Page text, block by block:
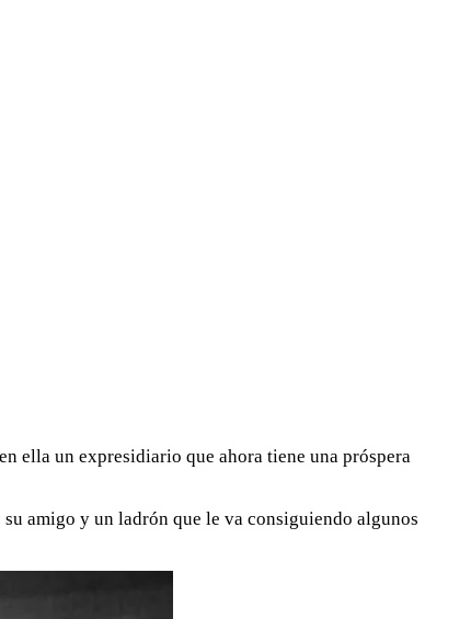
ella un expresidiario que ahora tiene una próspera
amigo y un ladrón que le va consiguiendo algunos